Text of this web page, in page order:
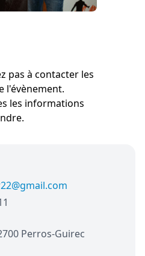
pas à contacter les
l'évènement.
les informations
Perros-Guirec